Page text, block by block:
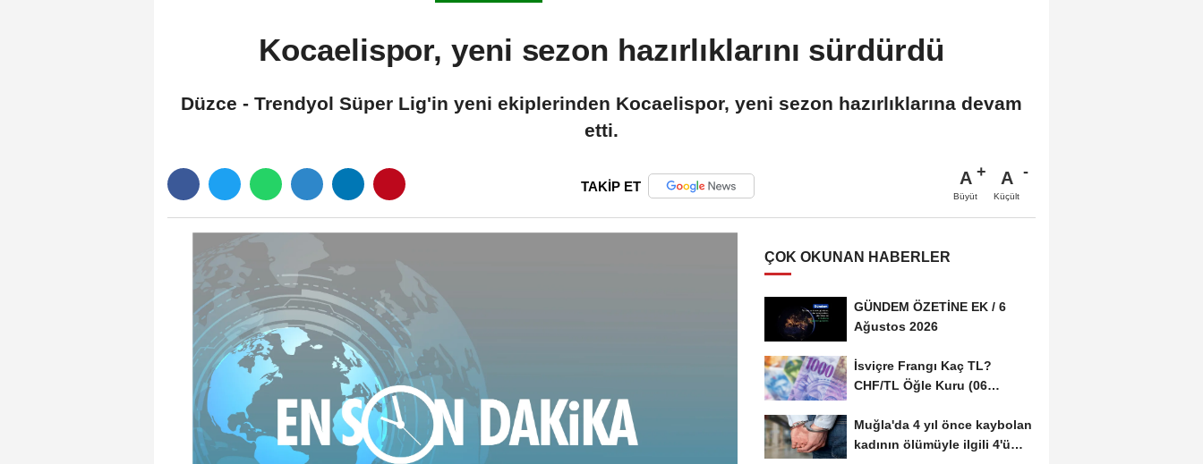
Kocaelispor, yeni sezon hazırlıklarını sürdürdü
Düzce - Trendyol Süper Lig'in yeni ekiplerinden Kocaelispor, yeni sezon hazırlıklarına devam
etti.
TAKİP ET A
Büyüt
A
Küçült
ÇOK OKUNAN HABERLER
GÜNDEM ÖZETİNE EK / 6
Ağustos 2026
İsviçre Frangı Kaç TL?
CHF/TL Öğle Kuru (06
Muğla'da 4 yıl önce kaybolan
kadının ölümüyle ilgili 4'ü